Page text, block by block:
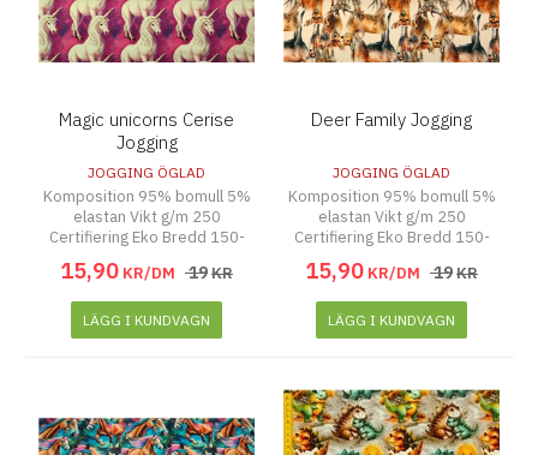
Magic unicorns Cerise
Jogging
JOGGING ÖGLAD
Komposition 95% bomull 5%
elastan Vikt g/m 250
Certifiering Eko Bredd 150-
15,90 KR/DM 19KR
LÄGG I KUNDVAGN
Deer Family Jogging
JOGGING ÖGLAD
Komposition 95% bomull 5%
elastan Vikt g/m 250
Certifiering Eko Bredd 150-
15,90 KR/DM 19KR
LÄGG I KUNDVAGN